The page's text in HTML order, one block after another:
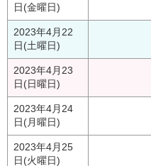
日(金曜日)
2023年4月22
日(土曜日)
2023年4月23
日(日曜日)
2023年4月24
日(月曜日)
2023年4月25
日(火曜日)